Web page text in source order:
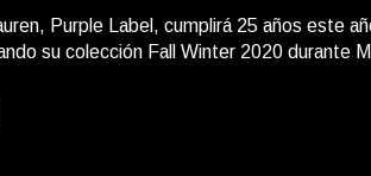
Purple Label, cumplirá 25 años este
su colección Fall Winter 2020 durante